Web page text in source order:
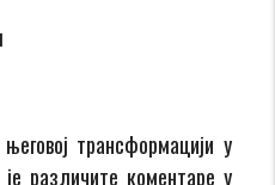
трансформацији у
различите коментаре у